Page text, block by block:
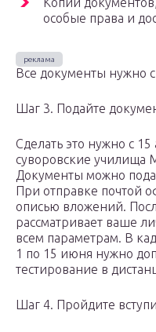
особые права и
Все документы нужно
Шаг 3. Подайте
Сделать это нужно с
суворовские училища
Документы можно
При отправке почтой
описью вложений.
рассматривает ваше
всем параметрам. В
1 по 15 июня нужно
тестирование в
Шаг 4. Пройдите